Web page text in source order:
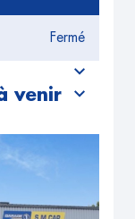
Fermé
venir